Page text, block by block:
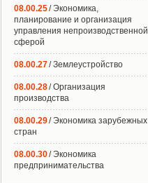
08.00.25/ Экономика,
планирование и организация
управления непроизводственной
сферой
08.00.27/ Землеустройство
08.00.28/ Организация
производства
08.00.29/ Экономика зарубежных
стран
08.00.30/ Экономика
предпринимательства